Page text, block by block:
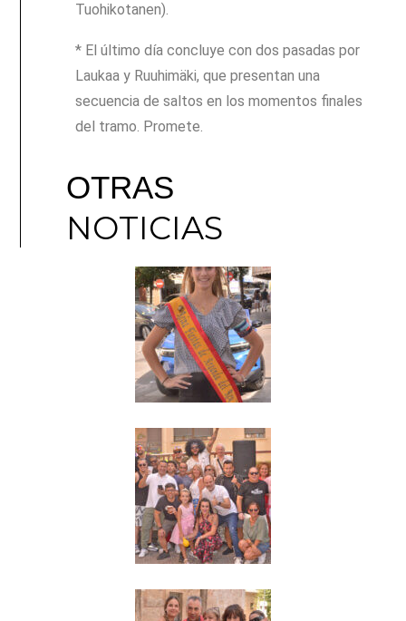
Tuohikotanen).
* El último día concluye con dos pasadas por
Laukaa y Ruuhimäki, que presentan una
secuencia de saltos en los momentos finales
del tramo. Promete.
OTRAS
NOTICIAS